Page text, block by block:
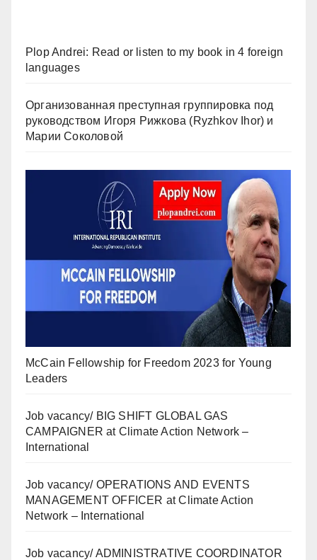
Plop Andrei: Read or listen to my book in 4 foreign
languages
Организованная преступная группировка под
руководством Игоря Рижкова (Ryzhkov Ihor) и
Марии Соколовой
McCain Fellowship for Freedom 2023 for Young
Leaders
Job vacancy/ BIG SHIFT GLOBAL GAS
CAMPAIGNER at Climate Action Network –
International
Job vacancy/ OPERATIONS AND EVENTS
MANAGEMENT OFFICER at Climate Action
Network – International
Job vacancy/ ADMINISTRATIVE COORDINATOR